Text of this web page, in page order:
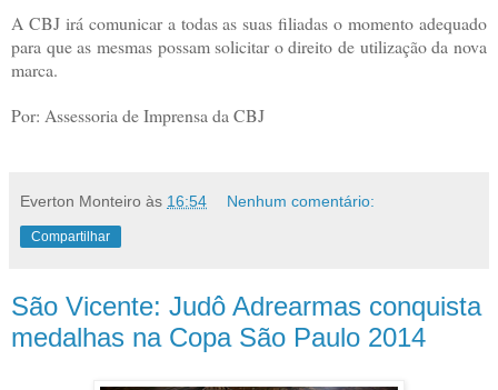
A CBJ irá comunicar a todas as suas filiadas o momento adequado
para que as mesmas possam solicitar o direito de utilização da nova
marca.
Por: Assessoria de Imprensa da CBJ
Everton Monteiro às 16:54 Nenhum comentário:
Compartilhar
São Vicente: Judô Adrearmas conquista
medalhas na Copa São Paulo 2014